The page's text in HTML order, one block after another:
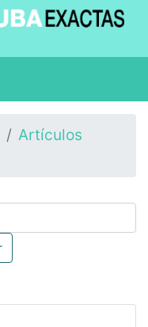
Artículos